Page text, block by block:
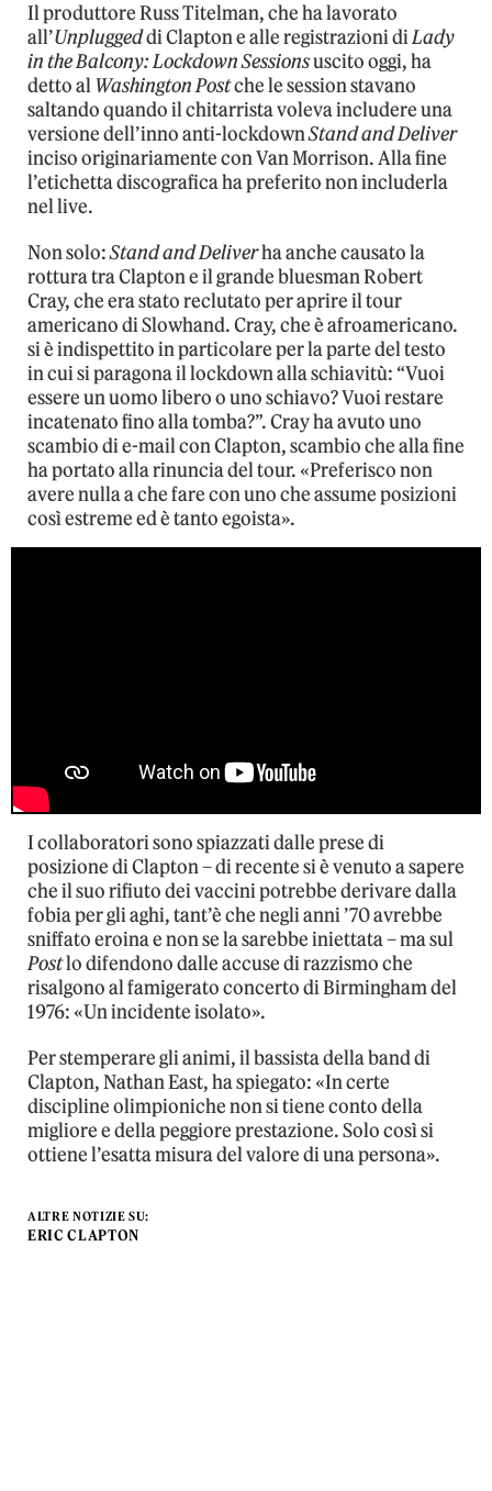
Il produttore Russ Titelman, che ha lavorato
all’Unpluggeddi Clapton e alle registrazioni diLady
in the Balcony: Lockdown Sessionsuscito oggi, ha
detto al Washington Postche le session stavano
saltando quando il chitarrista voleva includere una
versione dell’inno anti-lockdownStand and Deliver
inciso originariamente con Van Morrison. Alla fine
l’etichetta discografica ha preferito non includerla
nel live.
Non solo:Stand and Deliverha anche causato la
rottura tra Clapton e il grande bluesman Robert
Cray, che era stato reclutato per aprire il tour
americano di Slowhand. Cray, che è afroamericano.
si è indispettito in particolare per la parte del testo
in cui si paragona il lockdown alla schiavitù: “Vuoi
essere un uomo libero o uno schiavo? Vuoi restare
incatenato fino alla tomba?”. Cray ha avuto uno
scambio di e-mail con Clapton, scambio che alla fine
ha portato alla rinuncia del tour. «Preferisco non
avere nulla a che fare con uno che assume posizioni
così estreme ed è tanto egoista».
I collaboratori sono spiazzati dalle prese di
posizione di Clapton – di recente si è venuto a sapere
che il suo rifiuto dei vaccini potrebbe derivare dalla
fobia per gli aghi, tant’è che negli anni ’70 avrebbe
sniffato eroina e non se la sarebbe iniettata – ma sul
Postlo difendono dalle accuse di razzismo che
risalgono al famigerato concerto di Birmingham del
1976: «Un incidente isolato».
Per stemperare gli animi, il bassista della band di
Clapton, Nathan East, ha spiegato: «In certe
discipline olimpioniche non si tiene conto della
migliore e della peggiore prestazione. Solo così si
ottiene l’esatta misura del valore di una persona».
ALTRE NOTIZIE SU:
ERIC CLAPTON